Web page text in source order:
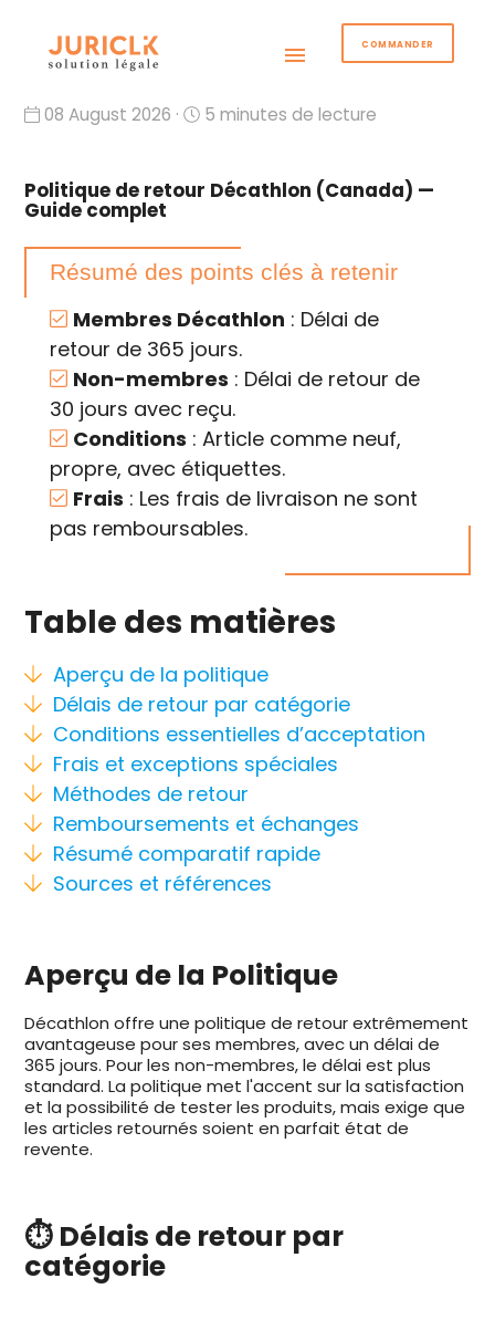
menu COMMANDER
08 August 2026 · 5 minutes de lecture
Politique de retour Décathlon (Canada) —
Guide complet
Résumé des points clés à retenir
Membres Décathlon : Délai de
retour de 365 jours.
Non-membres : Délai de retour de
30 jours avec reçu.
Conditions : Article comme neuf,
propre, avec étiquettes.
Frais : Les frais de livraison ne sont
pas remboursables.
Table des matières
Aperçu de la politique
Délais de retour par catégorie
Conditions essentielles d’acceptation
Frais et exceptions spéciales
Méthodes de retour
Remboursements et échanges
Résumé comparatif rapide
Sources et références
Aperçu de la Politique
Décathlon offre une politique de retour extrêmement
avantageuse pour ses membres, avec un délai de
365 jours. Pour les non-membres, le délai est plus
standard. La politique met l'accent sur la satisfaction
et la possibilité de tester les produits, mais exige que
les articles retournés soient en parfait état de
revente.
⏱️ Délais de retour par
catégorie